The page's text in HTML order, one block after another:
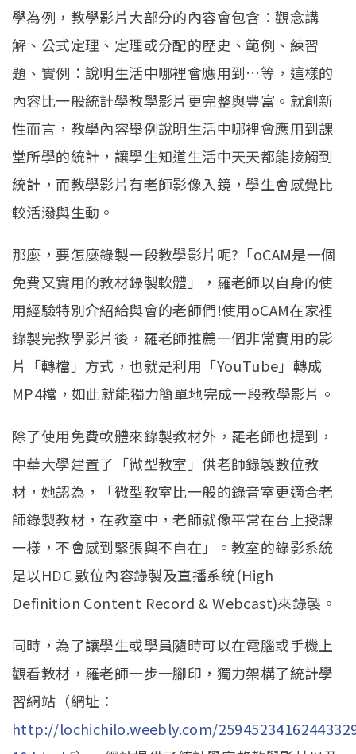
學為例，教學影片大部分的內容會包含：觀念講
解、公式定理、定理或分配的歷史、範例、練習
題、實例：說明生活中哪裡會應用到…等，這樣的
內容比一般統計學教學影片更完整與豐富。就創新
性而言，教學內容舉例說明生活中哪裡會應用到課
堂所學的統計，讓學生知道生活中天天都能接觸到
統計，而教學影片有老師影像入鏡，學生會感覺比
較活潑與生動。
那麼，要怎麼錄製一段教學影片呢?「oCAM是一個
免費又實用的教材錄製軟體」，羅老師以自身的使
用經驗特別介紹給與會的老師們!使用oCAM在家裡
錄製完教學影片後，羅老師推薦一個非常實用的影
片「轉檔」方式，也就是利用「YouTube」轉成
MP4檔，如此就能獨力簡單地完成一段教學影片。
除了使用免費軟體來錄製教材外，羅老師也提到，
中華大學建置了「微型教室」供老師錄製數位教
材，她認為，「微型教室比一般的錄音室更適合老
師錄製教材，在教室中，老師就像平常在台上授課
一樣，不會感到緊張與不自在」。教室的錄影系統
是以HDC 數位內容錄製及直播系統(High
Definition Content Record & Webcast)來錄製。
同時，為了讓學生或學員隨時可以在電腦或手機上
觀看教材，羅老師一步一腳印，獨力架構了統計學
習網站（網址：
http://lochichilo.weebly.com/